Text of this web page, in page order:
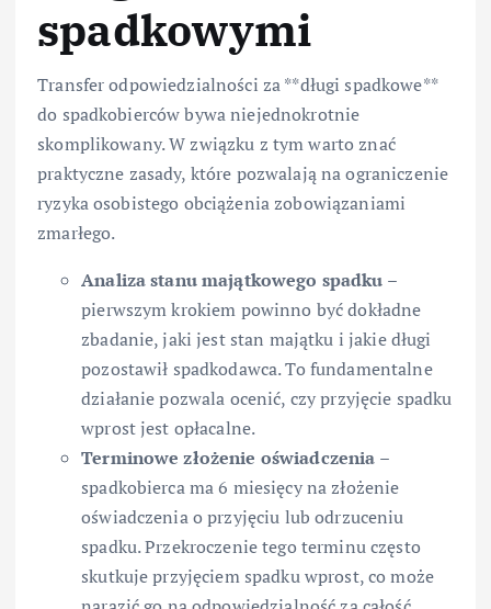
spadkowymi
Transfer odpowiedzialności za **długi spadkowe**
do spadkobierców bywa niejednokrotnie
skomplikowany. W związku z tym warto znać
praktyczne zasady, które pozwalają na ograniczenie
ryzyka osobistego obciążenia zobowiązaniami
zmarłego.
Analiza stanu majątkowego spadku –
pierwszym krokiem powinno być dokładne
zbadanie, jaki jest stan majątku i jakie długi
pozostawił spadkodawca. To fundamentalne
działanie pozwala ocenić, czy przyjęcie spadku
wprost jest opłacalne.
Terminowe złożenie oświadczenia –
spadkobierca ma 6 miesięcy na złożenie
oświadczenia o przyjęciu lub odrzuceniu
spadku. Przekroczenie tego terminu często
skutkuje przyjęciem spadku wprost, co może